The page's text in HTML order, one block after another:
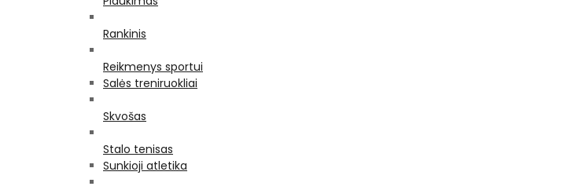
Rankinis
Reikmenys sportui
Salės treniruokliai
Skvošas
Stalo tenisas
Sunkioji atletika